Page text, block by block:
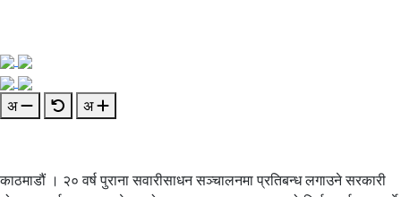
अ अ
काठमाडौं । २० वर्ष पुराना सवारीसाधन सञ्चालनमा प्रतिबन्ध लगाउने सरकारी